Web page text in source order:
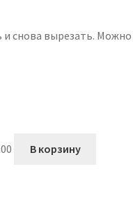
снова вырезать.
В корзину